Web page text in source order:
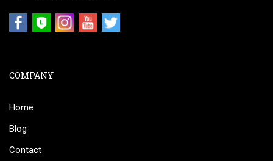
COMPANY
Home
Blog
Contact